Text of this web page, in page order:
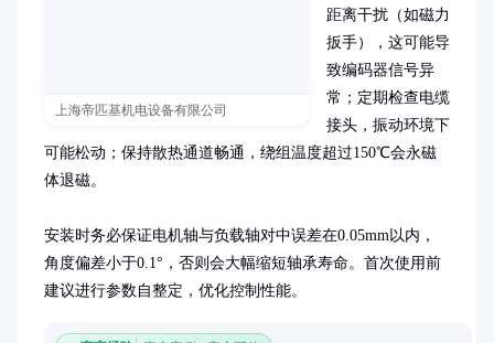
上海帝匹基机电设备有限公司
距离干扰（如磁力
扳手），这可能导
致编码器信号异
常；定期检查电缆
接头，振动环境下
可能松动；保持散热通道畅通，绕组温度超过150℃会永磁
体退磁。
安装时务必保证电机轴与负载轴对中误差在0.05mm以内，
角度偏差小于0.1°，否则会大幅缩短轴承寿命。首次使用前
建议进行参数自整定，优化控制性能。